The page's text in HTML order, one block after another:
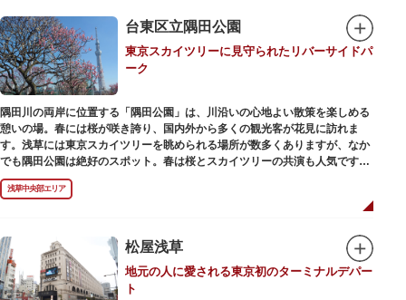
在の門は1964年にホテルニューオオタニ創始者・大谷米太郎の寄進により本
瓦葺きで再建された（2007年チタン瓦に葺き替え）楼門です。上層部には仏
教の経典である『元版⼀切経（げんばんいっさいきょう）』や寺宝が収蔵さ
れています。
台東区立隅田公園
東京スカイツリーに見守られたリバーサイドパ
ーク
隅田川の両岸に位置する「隅田公園」は、川沿いの心地よい散策を楽しめる
憩いの場。春には桜が咲き誇り、国内外から多くの観光客が花見に訪れま
す。浅草には東京スカイツリーを眺められる場所が数多くありますが、なか
でも隅田公園は絶好のスポット。春は桜とスカイツリーの共演も人気です。
川沿いにある「隅田公園オープンカフェ」は、店舗の一部を屋外にした開放
的なカフェ・レストラン。綺麗な景色を眺めながら、コーヒー片手にのんび
りと過ごしても良いですね。また、クジラの滑り台が目印の「遊具広場」は
身体を動かせます。
隅田川橋梁に設置された全長約160mの「すみだリバーウォーク」は、東京
スカイツリーまでの最短距離ルートのひとつ。歩道橋の途中にあるガラス床
浅草中央部エリア
松屋浅草
地元の人に愛される東京初のターミナルデパー
ト